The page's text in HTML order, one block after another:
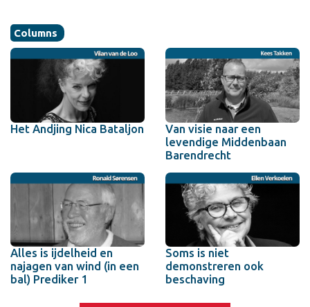
Columns
Het Andjing Nica Bataljon
Van visie naar een
levendige Middenbaan
Barendrecht
Alles is ijdelheid en
najagen van wind (in een
bal) Prediker 1
Soms is niet
demonstreren ook
beschaving